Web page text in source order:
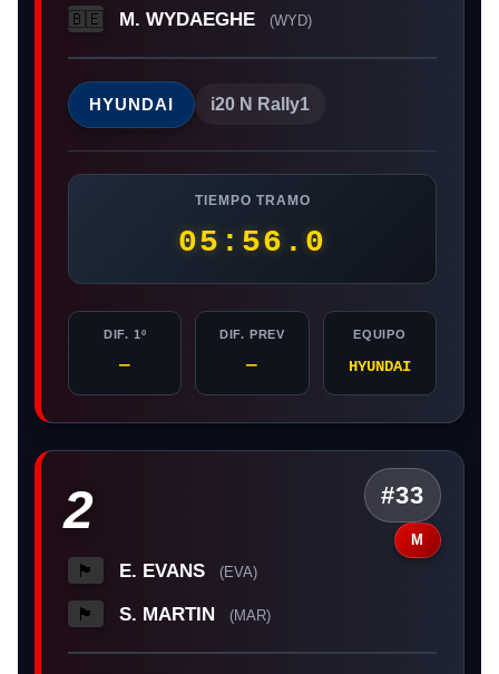
🇧🇪 M. WYDAEGHE (WYD)
HYUNDAI i20 N Rally1
TIEMPO TRAMO
05:56.0
DIF. 1º
—
DIF. PREV
—
EQUIPO
HYUNDAI
2 #33
M
🏴󠁧󠁢󠁷󠁬󠁳󠁿 E. EVANS (EVA)
🏴󠁧󠁢󠁥󠁮󠁧󠁿 S. MARTIN (MAR)